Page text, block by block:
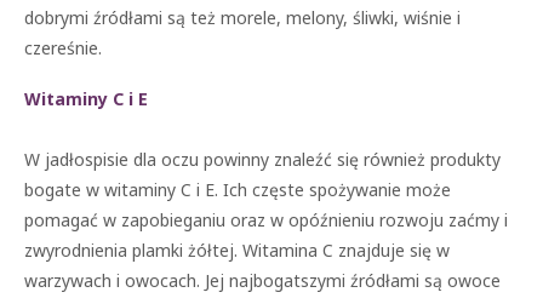
dobrymi źródłami są też morele, melony, śliwki, wiśnie i
czereśnie.
Witaminy C i E
W jadłospisie dla oczu powinny znaleźć się również produkty
bogate w witaminy C i E. Ich częste spożywanie może
pomagać w zapobieganiu oraz w opóźnieniu rozwoju zaćmy i
zwyrodnienia plamki żółtej. Witamina C znajduje się w
warzywach i owocach. Jej najbogatszymi źródłami są owoce